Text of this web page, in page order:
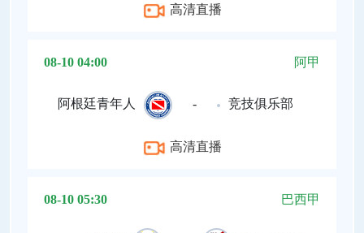
高清直播
08-10 04:00 阿甲
阿根廷青年人 - 竞技俱乐部
高清直播
08-10 05:30 巴西甲